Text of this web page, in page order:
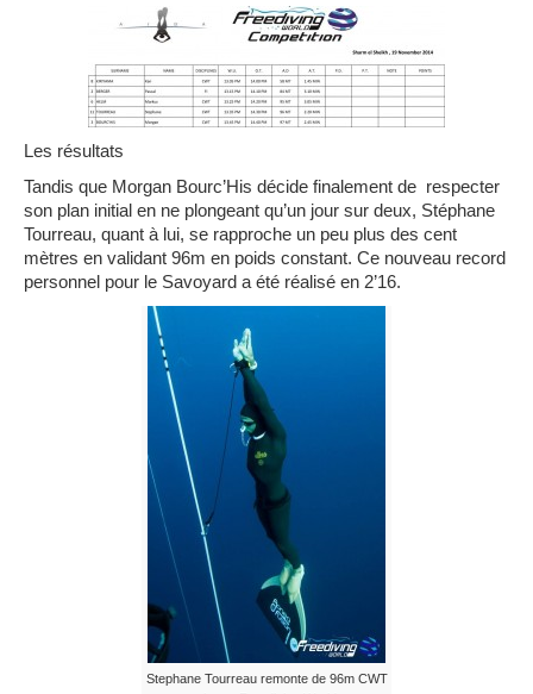
Les résultats
Tandis que Morgan Bourc’His décide finalement de respecter
son plan initial en ne plongeant qu’un jour sur deux, Stéphane
Tourreau, quant à lui, se rapproche un peu plus des cent
mètres en validant 96m en poids constant. Ce nouveau record
personnel pour le Savoyard a été réalisé en 2’16.
Stephane Tourreau remonte de 96m CWT